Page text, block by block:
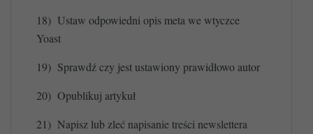
18) Ustaw odpowiedni opis meta we wtyczce
Yoast
19) Sprawdź czy jest ustawiony prawidłowo autor
20) Opublikuj artykuł
21) Napisz lub zleć napisanie treści newslettera